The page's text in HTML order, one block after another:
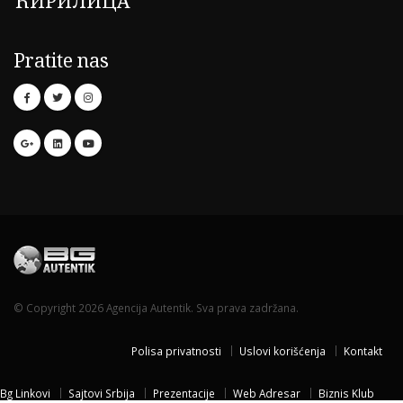
Pratite nas
© Copyright 2026 Agencija Autentik. Sva prava zadržana.
Polisa privatnosti Uslovi korišćenja Kontakt
Bg Linkovi Sajtovi Srbija Prezentacije Web Adresar Biznis Klub